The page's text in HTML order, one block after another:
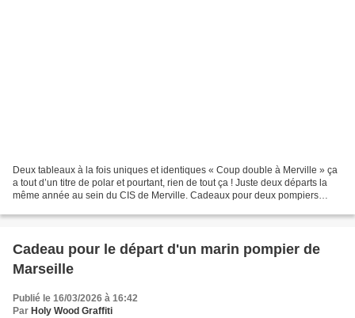
Deux tableaux à la fois uniques et identiques « Coup double à Merville » ça
a tout d’un titre de polar et pourtant, rien de tout ça ! Juste deux départs la
même année au sein du CIS de Merville. Cadeaux pour deux pompiers
Cadeau pour le départ d'un marin pompier de
Marseille
Publié le 16/03/2026 à 16:42
Par Holy Wood Graffiti